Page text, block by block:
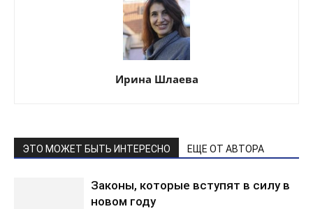
Ирина Шлаева
ЭТО МОЖЕТ БЫТЬ ИНТЕРЕСНО ЕЩЕ ОТ АВТОРА
Законы, которые вступят в силу в
новом году